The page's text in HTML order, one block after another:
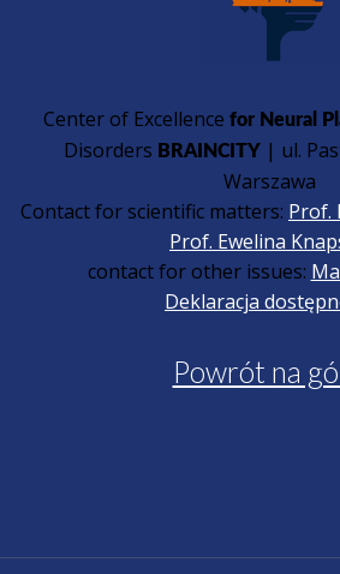
Center of Excellence for Neural
Disorders BRAINCITY | ul.
Warszawa
Contact for scientific matters: Prof.
Prof. Ewelina
contact for other issues:
Deklaracja
Powrót na